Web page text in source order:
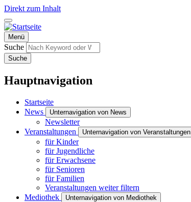
Direkt zum Inhalt
Menü
Suche
Suche
Hauptnavigation
Startseite
News
Unternavigation von News
Newsletter
Veranstaltungen
Unternavigation von Veranstaltungen
für Kinder
für Jugendliche
für Erwachsene
für Senioren
für Familien
Veranstaltungen weiter filtern
Mediothek
Unternavigation von Mediothek